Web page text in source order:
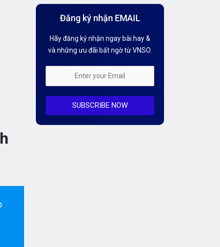
Hướng dẫn Tên miền
Kiến thức AI
Mỗi tuần 01 Server
Server AI
Server Dedicated (Máy chủ riêng)
Đăng ký nhận EMAIL
Hãy đăng ký nhận ngay bài hay &
và những ưu đãi bất ngờ từ VNSO.
SUBSCRIBE NOW